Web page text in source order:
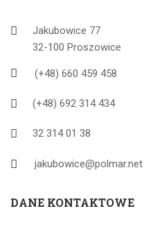
Jakubowice 77
32-100 Proszowice
(+48) 660 459 458
(+48) 692 314 434
32 314 01 38
jakubowice@polmar.net
DANE KONTAKTOWE